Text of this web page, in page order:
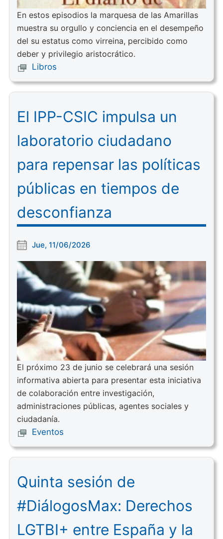
En estos episodios la marquesa de las Amarillas
muestra su orgullo y conciencia en el desempeño
del su estatus como virreina, percibido como
deber y privilegio aristocrático.
Libros
El IPP-CSIC impulsa un
laboratorio ciudadano
para repensar las políticas
públicas en tiempos de
desconfianza
Jue, 11/06/2026
El próximo 23 de junio se celebrará una sesión
informativa abierta para presentar esta iniciativa
de colaboración entre investigación,
administraciones públicas, agentes sociales y
ciudadanía.
Eventos
Quinta sesión de
#DiálogosMax: Derechos
LGTBI+ entre España y la